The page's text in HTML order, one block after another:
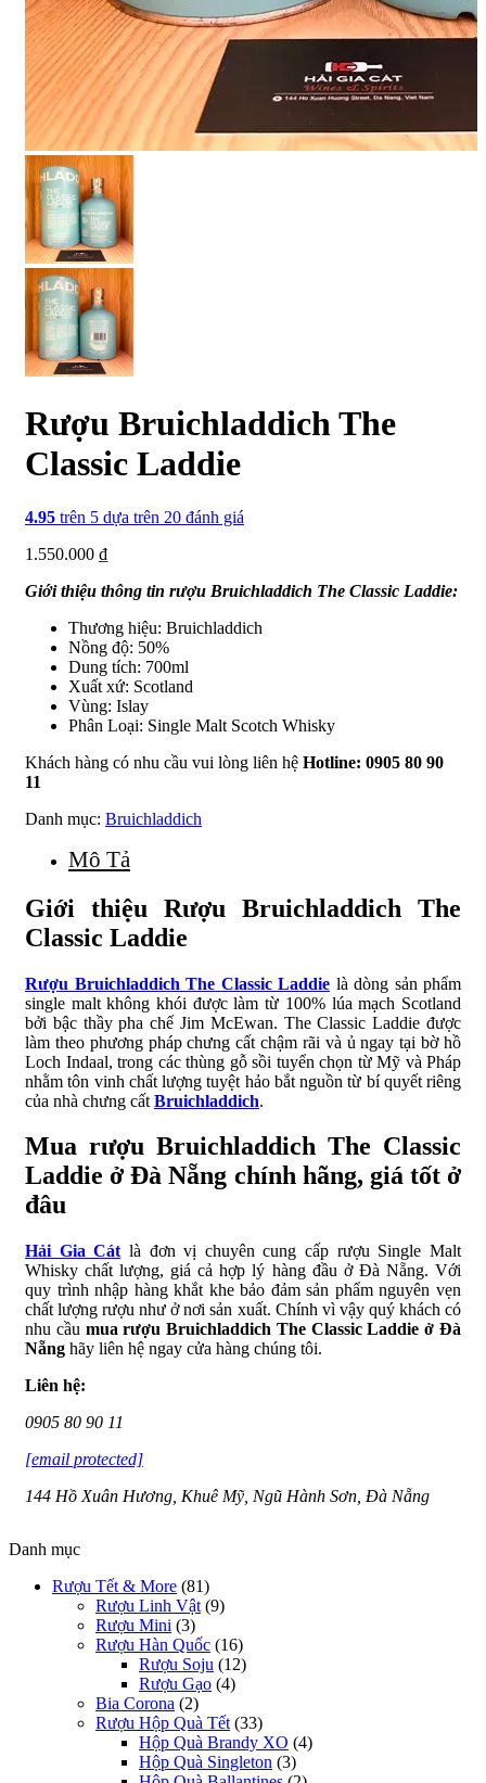
Rượu Bruichladdich The
Classic Laddie
4.95 trên 5 dựa trên 20 đánh giá
1.550.000 ₫
Giới thiệu thông tin rượu Bruichladdich The Classic Laddie:
Thương hiệu: Bruichladdich
Nồng độ: 50%
Dung tích: 700ml
Xuất xứ: Scotland
Vùng: Islay
Phân Loại: Single Malt Scotch Whisky
Khách hàng có nhu cầu vui lòng liên hệ Hotline: 0905 80 90
11
Danh mục: Bruichladdich
Mô Tả
Giới thiệu Rượu Bruichladdich The
Classic Laddie
Rượu Bruichladdich The Classic Laddie là dòng sản phẩm
single malt không khói được làm từ 100% lúa mạch Scotland
bởi bậc thầy pha chế Jim McEwan. The Classic Laddie được
làm theo phương pháp chưng cất chậm rãi và ủ ngay tại bờ hồ
Loch Indaal, trong các thùng gỗ sồi tuyển chọn từ Mỹ và Pháp
nhằm tôn vinh chất lượng tuyệt hảo bắt nguồn từ bí quyết riêng
của nhà chưng cất Bruichladdich.
Mua rượu Bruichladdich The Classic
Laddie ở Đà Nẵng chính hãng, giá tốt ở
đâu
Hải Gia Cát là đơn vị chuyên cung cấp rượu Single Malt
Whisky chất lượng, giá cả hợp lý hàng đầu ở Đà Nẵng. Với
quy trình nhập hàng khắt khe bảo đảm sản phẩm nguyên vẹn
chất lượng rượu như ở nơi sản xuất. Chính vì vậy quý khách có
nhu cầu mua rượu Bruichladdich The Classic Laddie ở Đà
Nẵng hãy liên hệ ngay cửa hàng chúng tôi.
Liên hệ:
0905 80 90 11
[email protected]
144 Hồ Xuân Hương, Khuê Mỹ, Ngũ Hành Sơn, Đà Nẵng
Danh mục
Rượu Tết & More (81)
Rượu Linh Vật (9)
Rượu Mini (3)
Rượu Hàn Quốc (16)
Rượu Soju (12)
Rượu Gạo (4)
Bia Corona (2)
Rượu Hộp Quà Tết (33)
Hộp Quà Brandy XO (4)
Hộp Quà Singleton (3)